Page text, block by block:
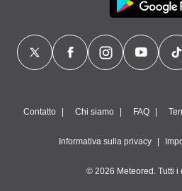
Contatto Chi siamo FAQ
Informativa sulla privacy
© 2026 Meteored. Tutti i